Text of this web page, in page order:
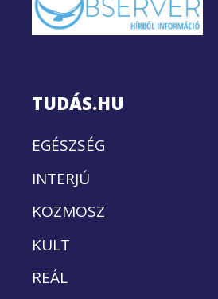
TUDÁS.HU
EGÉSZSÉG
INTERJÚ
KOZMOSZ
KULT
REÁL